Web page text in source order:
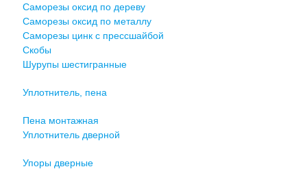
Саморезы оксид по дереву
Саморезы оксид по металлу
Саморезы цинк с прессшайбой
Скобы
Шурупы шестигранные
Уплотнитель, пена
Пена монтажная
Уплотнитель дверной
Упоры дверные